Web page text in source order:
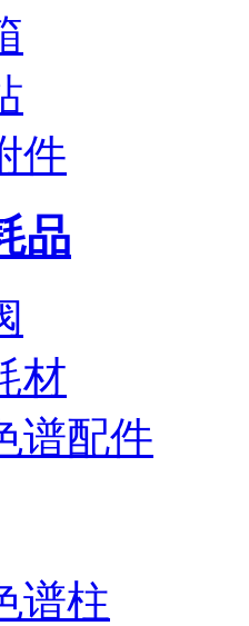
件
品
材
谱配件
谱柱